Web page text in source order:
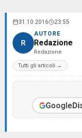
31.10.2016 23:55
R
AUTORE
Redazione
Redazione
Tutti gli articoli →
Google